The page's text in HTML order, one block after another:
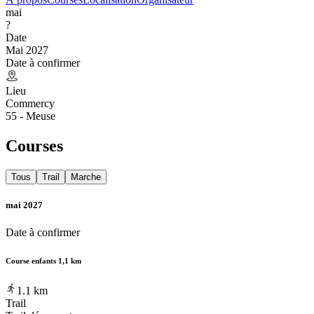
mai
?
Date
Mai 2027
Date à confirmer
Lieu
Commercy
55 - Meuse
Courses
Tous Trail Marche
mai 2027
Date à confirmer
Course enfants 1,1 km
1.1 km
Trail